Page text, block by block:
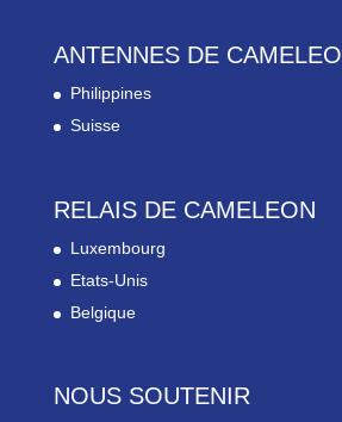
ANTENNES DE
Philippines
Suisse
RELAIS DE CAMELEON
Luxembourg
Etats-Unis
Belgique
NOUS SOUTENIR